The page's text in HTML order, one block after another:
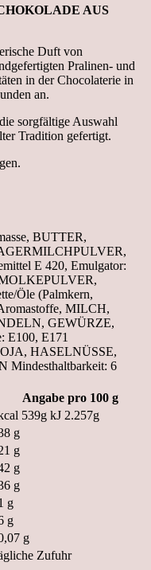
AUS
Duft von
Pralinen- und
in der Chocolaterie in
an.
sorgfältige Auswahl
Tradition gefertigt.
BUTTER,
E 420, Emulgator:
Öle (Palmkern,
MILCH,
GEWÜRZE,
E100, E171
HASELNÜSSE,
6
Angabe pro 100 g
539g kJ 2.257g
g
g
g
g
g
g
g
Zufuhr